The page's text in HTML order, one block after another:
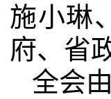
施小琳
府、省
全会